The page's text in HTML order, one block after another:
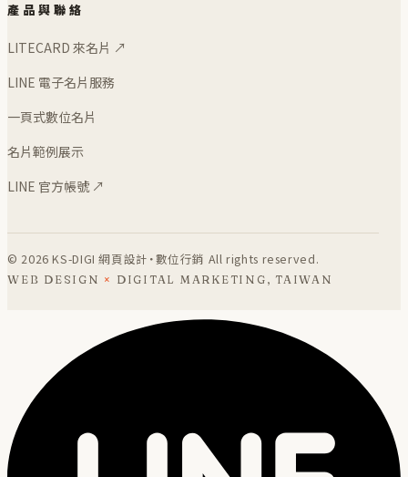
產品與聯絡
LITECARD 來名片 ↗
LINE 電子名片服務
一頁式數位名片
名片範例展示
LINE 官方帳號 ↗
© 2026 KS-DIGI 網頁設計・數位行銷 All rights reserved.
WEB DESIGN × DIGITAL MARKETING, TAIWAN